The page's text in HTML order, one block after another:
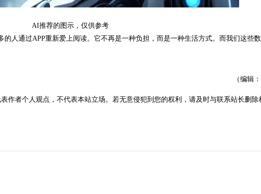
AI推荐的图示，仅供参考
人通过APP重新爱上阅读。它不再是一种负担，而是一种生活方式。而我们这些
（编辑
作者个人观点，不代表本站立场。若无意侵犯到您的权利，请及时与联系站长删除